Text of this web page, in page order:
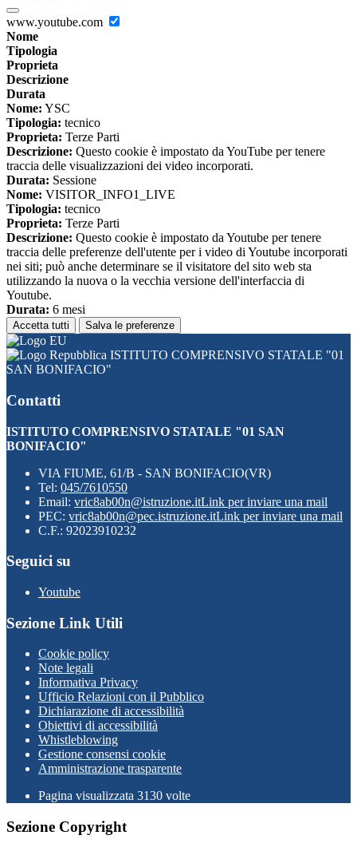
www.youtube.com
Nome
Tipologia
Proprieta
Descrizione
Durata
Nome: YSC
Tipologia: tecnico
Proprieta: Terze Parti
Descrizione: Questo cookie è impostato da YouTube per tenere
traccia delle visualizzazioni dei video incorporati.
Durata: Sessione
Nome: VISITOR_INFO1_LIVE
Tipologia: tecnico
Proprieta: Terze Parti
Descrizione: Questo cookie è impostato da Youtube per tenere
traccia delle preferenze dell'utente per i video di Youtube incorporati
nei siti; può anche determinare se il visitatore del sito web sta
utilizzando la nuova o la vecchia versione dell'interfaccia di
Youtube.
Durata: 6 mesi
Accetta tutti Salva le preferenze
ISTITUTO COMPRENSIVO STATALE "01
SAN BONIFACIO"
Contatti
ISTITUTO COMPRENSIVO STATALE "01 SAN
BONIFACIO"
VIA FIUME, 61/B - SAN BONIFACIO(VR)
Tel: 045/7610550
Email: vric8ab00n@istruzione.itLink per inviare una mail
PEC: vric8ab00n@pec.istruzione.itLink per inviare una mail
C.F.: 92023910232
Seguici su
Youtube
Sezione Link Utili
Cookie policy
Note legali
Informativa Privacy
Ufficio Relazioni con il Pubblico
Dichiarazione di accessibilità
Obiettivi di accessibilità
Whistleblowing
Gestione consensi cookie
Amministrazione trasparente
Pagina visualizzata 3130 volte
Sezione Copyright